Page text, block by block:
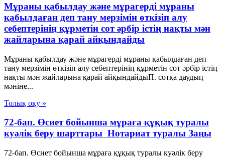
Мұраны қабылдау және мұрагерді мұраны
қабылдаған деп тану мерзімін өткізіп алу
себептерінің құрметін сот әрбір істің нақты мән
жайларына қарай айқындайды
Мұраны қабылдау және мұрагерді мұраны қабылдаған деп
тану мерзімін өткізіп алу себептерінің құрметін сот әрбір істің
нақты мән жайларына қарай айқындайдыП. сотқа даудың
мәніне...
Толық оқу »
72-бап. Өсиет бойынша мұраға құқық туралы
куәлiк беру шарттары Нотариат туралы Заңы
72-бап. Өсиет бойынша мұраға құқық туралы куәлiк беру